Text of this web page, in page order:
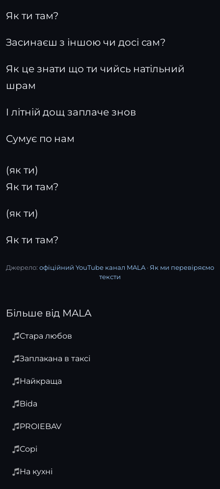
Як ти там?
Засинаєш з іншою чи досі сам?
Як це знати що ти чийсь натільний
шрам
І літній дощ заплаче знов
Сумує по нам
(як ти)
Як ти там?
(як ти)
Як ти там?
Джерело: офіційний YouTube канал MALA · Як ми перевіряємо
тексти
Більше від MALA
Стара любов
Заплакана в таксі
Найкраща
Bida
PROIEBAV
Сорі
На кухні